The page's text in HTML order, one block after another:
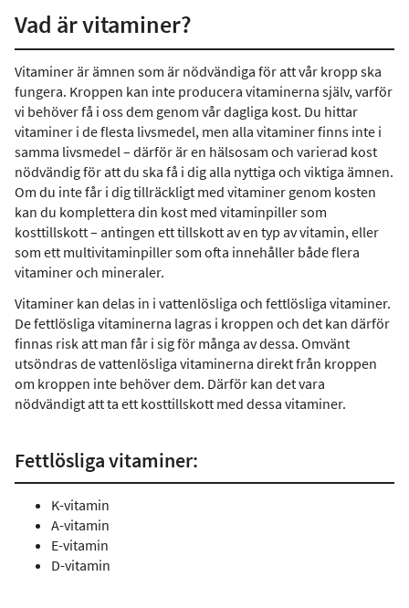
Vad är vitaminer?
Vitaminer är ämnen som är nödvändiga för att vår kropp ska
fungera. Kroppen kan inte producera vitaminerna själv, varför
vi behöver få i oss dem genom vår dagliga kost. Du hittar
vitaminer i de flesta livsmedel, men alla vitaminer finns inte i
samma livsmedel – därför är en hälsosam och varierad kost
nödvändig för att du ska få i dig alla nyttiga och viktiga ämnen.
Om du inte får i dig tillräckligt med vitaminer genom kosten
kan du komplettera din kost med vitaminpiller som
kosttillskott – antingen ett tillskott av en typ av vitamin, eller
som ett multivitaminpiller som ofta innehåller både flera
vitaminer och mineraler.
Vitaminer kan delas in i vattenlösliga och fettlösliga vitaminer.
De fettlösliga vitaminerna lagras i kroppen och det kan därför
finnas risk att man får i sig för många av dessa. Omvänt
utsöndras de vattenlösliga vitaminerna direkt från kroppen
om kroppen inte behöver dem. Därför kan det vara
nödvändigt att ta ett kosttillskott med dessa vitaminer.
Fettlösliga vitaminer:
K-vitamin
A-vitamin
E-vitamin
D-vitamin